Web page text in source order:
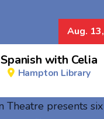
Aug.
Spanish with Celia
Hampton Library